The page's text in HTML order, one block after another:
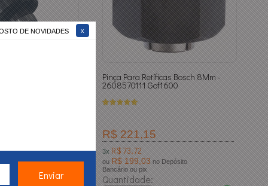
DE NOVIDADES
1/4" Bosch - Pinça Para Retíficas Bosch 8Mm -
2608570111 Gof1600
R$ 221,15
3x R$ 73,72
ou R$ 199,03 no Depósito
Bancário ou pix
Quantidade: